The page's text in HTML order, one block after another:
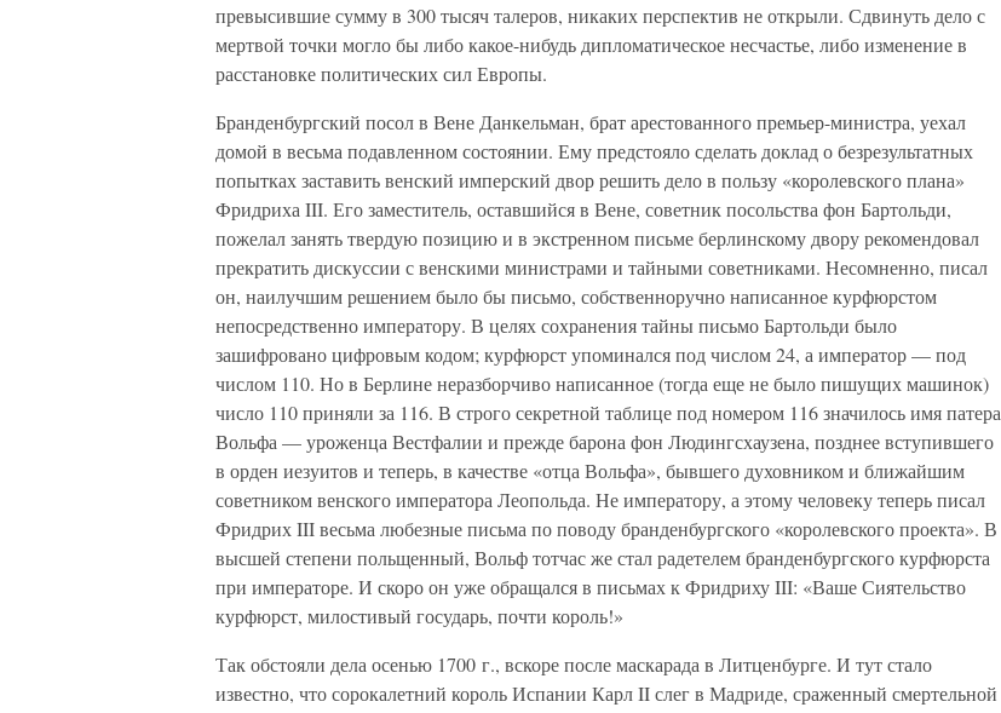
превысившие сумму в 300 тысяч талеров, никаких перспектив не открыли. Сдвинуть дело с
мертвой точки могло бы либо какое-нибудь дипломатическое несчастье, либо изменение в
расстановке политических сил Европы.
Бранденбургский посол в Вене Данкельман, брат арестованного премьер-министра, уехал
домой в весьма подавленном состоянии. Ему предстояло сделать доклад о безрезультатных
попытках заставить венский имперский двор решить дело в пользу «королевского плана»
Фридриха III. Его заместитель, оставшийся в Вене, советник посольства фон Бартольди,
пожелал занять твердую позицию и в экстренном письме берлинскому двору рекомендовал
прекратить дискуссии с венскими министрами и тайными советниками. Несомненно, писал
он, наилучшим решением было бы письмо, собственноручно написанное курфюрстом
непосредственно императору. В целях сохранения тайны письмо Бартольди было
зашифровано цифровым кодом; курфюрст упоминался под числом 24, а император — под
числом 110. Но в Берлине неразборчиво написанное (тогда еще не было пишущих машинок)
число 110 приняли за 116. В строго секретной таблице под номером 116 значилось имя патера
Вольфа — уроженца Вестфалии и прежде барона фон Людингсхаузена, позднее вступившего
в орден иезуитов и теперь, в качестве «отца Вольфа», бывшего духовником и ближайшим
советником венского императора Леопольда. Не императору, а этому человеку теперь писал
Фридрих III весьма любезные письма по поводу бранденбургского «королевского проекта». В
высшей степени польщенный, Вольф тотчас же стал радетелем бранденбургского курфюрста
при императоре. И скоро он уже обращался в письмах к Фридриху III: «Ваше Сиятельство
курфюрст, милостивый государь, почти король!»
Так обстояли дела осенью 1700 г., вскоре после маскарада в Литценбурге. И тут стало
известно, что сорокалетний король Испании Карл II слег в Мадриде, сраженный смертельной